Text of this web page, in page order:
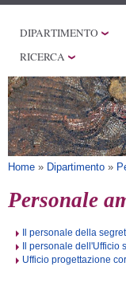
CENTRI DI RICERCA
LABORATORI
BIBLIOTECHE
SERVIZI
DIPARTIMENTO
RICERCA
Tu sei qui
Home » Dipartimento »
Personale
Il personale della
Il personale dell'Ufficio
Ufficio progettazione